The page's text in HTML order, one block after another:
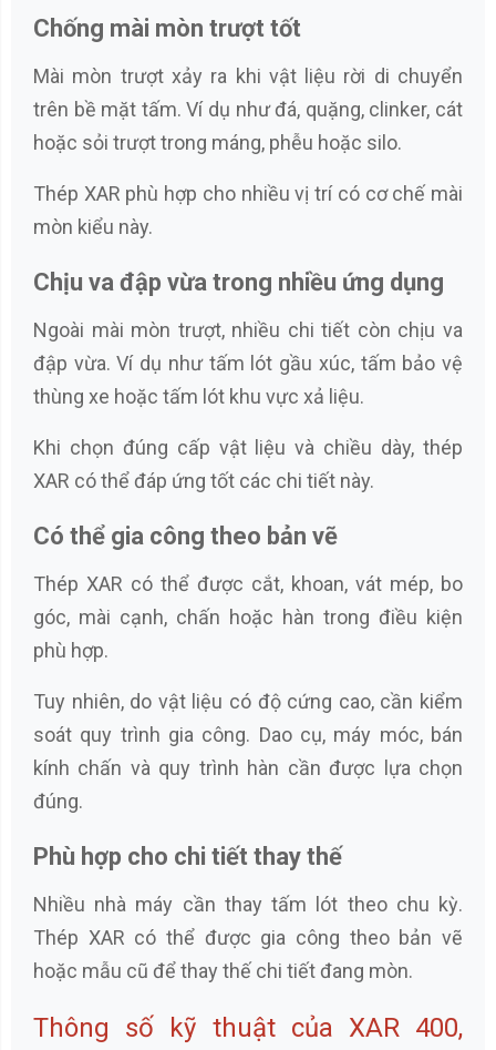
Chống mài mòn trượt tốt
Mài mòn trượt xảy ra khi vật liệu rời di chuyển
trên bề mặt tấm. Ví dụ như đá, quặng, clinker, cát
hoặc sỏi trượt trong máng, phễu hoặc silo.
Thép XAR phù hợp cho nhiều vị trí có cơ chế mài
mòn kiểu này.
Chịu va đập vừa trong nhiều ứng dụng
Ngoài mài mòn trượt, nhiều chi tiết còn chịu va
đập vừa. Ví dụ như tấm lót gầu xúc, tấm bảo vệ
thùng xe hoặc tấm lót khu vực xả liệu.
Khi chọn đúng cấp vật liệu và chiều dày, thép
XAR có thể đáp ứng tốt các chi tiết này.
Có thể gia công theo bản vẽ
Thép XAR có thể được cắt, khoan, vát mép, bo
góc, mài cạnh, chấn hoặc hàn trong điều kiện
phù hợp.
Tuy nhiên, do vật liệu có độ cứng cao, cần kiểm
soát quy trình gia công. Dao cụ, máy móc, bán
kính chấn và quy trình hàn cần được lựa chọn
đúng.
Phù hợp cho chi tiết thay thế
Nhiều nhà máy cần thay tấm lót theo chu kỳ.
Thép XAR có thể được gia công theo bản vẽ
hoặc mẫu cũ để thay thế chi tiết đang mòn.
Thông số kỹ thuật của XAR 400,